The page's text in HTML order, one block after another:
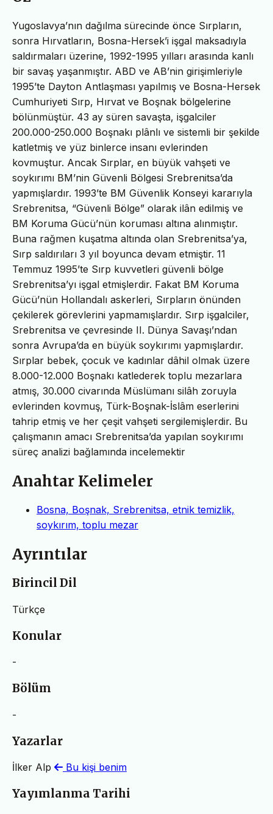
Yugoslavya’nın dağılma sürecinde önce Sırpların,
sonra Hırvatların, Bosna-Hersek’i işgal maksadıyla
saldırmaları üzerine, 1992-1995 yılları arasında kanlı
bir savaş yaşanmıştır. ABD ve AB’nin girişimleriyle
1995’te Dayton Antlaşması yapılmış ve Bosna-Hersek
Cumhuriyeti Sırp, Hırvat ve Boşnak bölgelerine
bölünmüştür. 43 ay süren savaşta, işgalciler
200.000-250.000 Boşnakı plânlı ve sistemli bir şekilde
katletmiş ve yüz binlerce insanı evlerinden
kovmuştur. Ancak Sırplar, en büyük vahşeti ve
soykırımı BM’nin Güvenli Bölgesi Srebrenitsa’da
yapmışlardır. 1993’te BM Güvenlik Konseyi kararıyla
Srebrenitsa, “Güvenli Bölge” olarak ilân edilmiş ve
BM Koruma Gücü’nün koruması altına alınmıştır.
Buna rağmen kuşatma altında olan Srebrenitsa’ya,
Sırp saldırıları 3 yıl boyunca devam etmiştir. 11
Temmuz 1995’te Sırp kuvvetleri güvenli bölge
Srebrenitsa’yı işgal etmişlerdir. Fakat BM Koruma
Gücü’nün Hollandalı askerleri, Sırpların önünden
çekilerek görevlerini yapmamışlardır. Sırp işgalciler,
Srebrenitsa ve çevresinde II. Dünya Savaşı’ndan
sonra Avrupa’da en büyük soykırımı yapmışlardır.
Sırplar bebek, çocuk ve kadınlar dâhil olmak üzere
8.000-12.000 Boşnakı katlederek toplu mezarlara
atmış, 30.000 civarında Müslümanı silâh zoruyla
evlerinden kovmuş, Türk-Boşnak-İslâm eserlerini
tahrip etmiş ve her çeşit vahşeti sergilemişlerdir. Bu
çalışmanın amacı Srebrenitsa’da yapılan soykırımı
süreç analizi bağlamında incelemektir
Anahtar Kelimeler
Bosna, Boşnak, Srebrenitsa, etnik temizlik,
soykırım, toplu mezar
Ayrıntılar
Birincil Dil
Türkçe
Konular
-
Bölüm
-
Yazarlar
İlker Alp Bu kişi benim
Yayımlanma Tarihi